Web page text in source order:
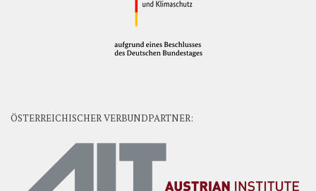
ÖSTERREICHISCHER VERBUNDPARTNER: